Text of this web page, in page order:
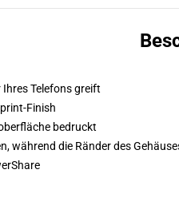
Ihres Telefons greift
Finish
bedruckt
während die Ränder des